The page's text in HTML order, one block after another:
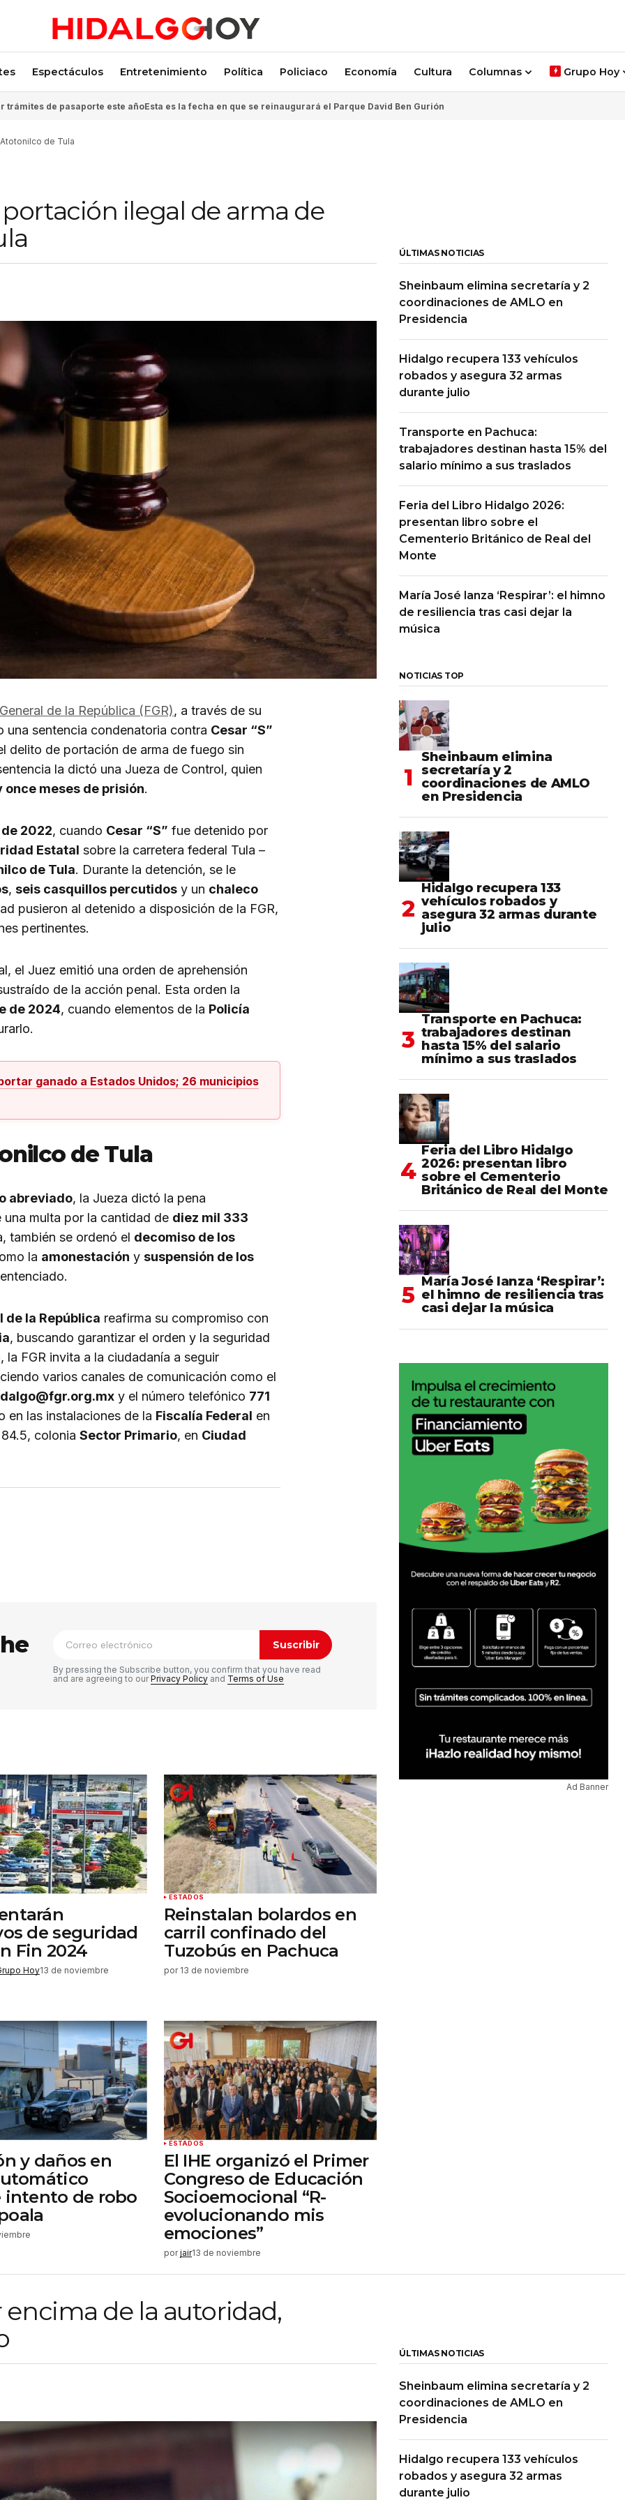
Espectáculos Entretenimiento Política Policiaco Economía Cultura Columnas Grupo Hoy
trámites de pasaporte este añoEsta es la fecha en que se reinaugurará el Parque David Ben Gurión
de Tula
ilegal de arma de
de la República (FGR), a través de su
una sentencia condenatoria contra Cesar “S”
delito de portación de arma de fuego sin
la dictó una Jueza de Control, quien
once meses de prisión.
2022, cuando Cesar “S” fue detenido por
Estatal sobre la carretera federal Tula –
de Tula. Durante la detención, se le
, seis casquillos percutidos y un chaleco
pusieron al detenido a disposición de la FGR,
pertinentes.
el Juez emitió una orden de aprehensión
de la acción penal. Esta orden la
de 2024, cuando elementos de la Policía
ganado a Estados Unidos; 26 municipios
de Tula
abreviado, la Jueza dictó la pena
multa por la cantidad de diez mil 333
también se ordenó el decomiso de los
la amonestación y suspensión de los
de la República reafirma su compromiso con
, buscando garantizar el orden y la seguridad
FGR invita a la ciudadanía a seguir
varios canales de comunicación como el
y el número telefónico 771
en las instalaciones de la Fiscalía Federal en
colonia Sector Primario, en Ciudad
la
Suscribir
By pressing the Subscribe button, you confirm that you have read
and are agreeing to ourPrivacy Policy and Terms of Use
de seguridad
Fin 2024
Hoy13 de noviembre
ESTADOS
Reinstalan bolardos en
carril confinado del
Tuzobús en Pachuca
por 13 de noviembre
y daños en
intento de robo
ESTADOS
El IHE organizó el Primer
Congreso de Educación
Socioemocional “R-
evolucionando mis
emociones”
por jair13 de noviembre
ÚLTIMAS NOTICIAS
Sheinbaum elimina secretaría y 2
coordinaciones de AMLO en
Presidencia
Hidalgo recupera 133 vehículos
robados y asegura 32 armas
durante julio
Transporte en Pachuca:
trabajadores destinan hasta 15% del
salario mínimo a sus traslados
Feria del Libro Hidalgo 2026:
presentan libro sobre el
Cementerio Británico de Real del
Monte
María José lanza ‘Respirar’: el himno
de resiliencia tras casi dejar la
música
NOTICIAS TOP
Sheinbaum elimina
secretaría y 2
coordinaciones de AMLO
en Presidencia
Hidalgo recupera 133
vehículos robados y
asegura 32 armas durante
julio
Transporte en Pachuca:
trabajadores destinan
hasta 15% del salario
mínimo a sus traslados
Feria del Libro Hidalgo
2026: presentan libro
sobre el Cementerio
Británico de Real del Monte
María José lanza ‘Respirar’:
el himno de resiliencia tras
casi dejar la música
Ad Banner
de la autoridad,
ÚLTIMAS NOTICIAS
Sheinbaum elimina secretaría y 2
coordinaciones de AMLO en
Presidencia
Hidalgo recupera 133 vehículos
robados y asegura 32 armas
durante julio